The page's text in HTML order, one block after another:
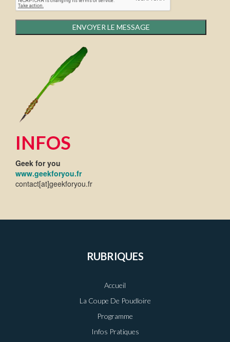
INFOS
Geek for you
www.geekforyou.fr
contact[at]geekforyou.fr
RUBRIQUES
Accueil
La Coupe De Poudloire
Programme
Infos Pratiques